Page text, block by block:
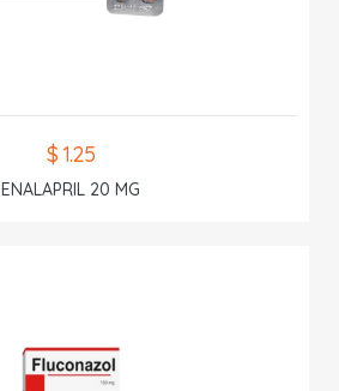
$ 1.25
ENALAPRIL 20 MG